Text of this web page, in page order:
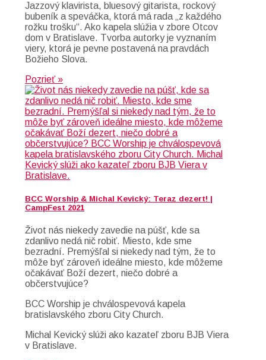
Jazzový klavirista, bluesový gitarista, rockový
bubeník a speváčka, ktorá má rada „z každého
rožku trošku“. Ako kapela slúžia v zbore Otcov
dom v Bratislave. Tvorba autorky je vyznaním
viery, ktorá je pevne postavená na pravdách
Božieho Slova.
Pozrieť »
BCC Worship & Michal Kevický: Teraz dezert! |
CampFest 2021
Život nás niekedy zavedie na púšť, kde sa
zdanlivo nedá nič robiť. Miesto, kde sme
bezradní. Premýšľal si niekedy nad tým, že to
môže byť zároveň ideálne miesto, kde môžeme
očakávať Boží dezert, niečo dobré a
občerstvujúce?
BCC Worship je chválospevová kapela
bratislavského zboru City Church.
Michal Kevický slúži ako kazateľ zboru BJB Viera
v Bratislave.